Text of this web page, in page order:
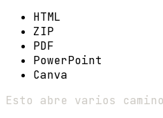
HTML
ZIP
PDF
PowerPoint
Canva
Esto abre varios